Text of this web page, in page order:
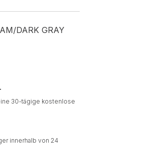
DARK GRAY
30-tägige kostenlose
innerhalb von 24